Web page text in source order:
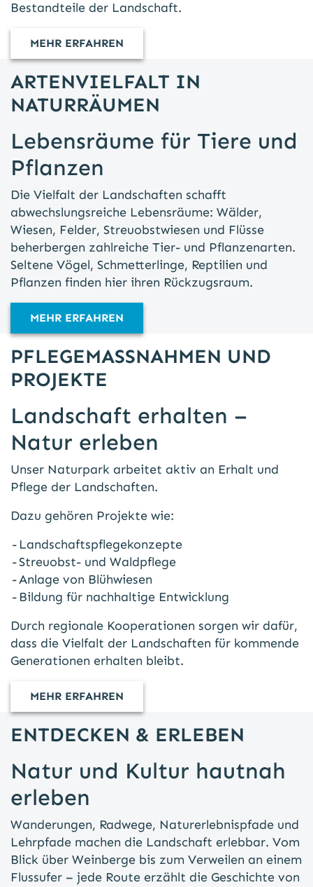
Bestandteile der Landschaft.
MEHR ERFAHREN
ARTENVIELFALT IN
NATURRÄUMEN
Lebensräume für Tiere und
Pflanzen
Die Vielfalt der Landschaften schafft
abwechslungsreiche Lebensräume: Wälder,
Wiesen, Felder, Streuobstwiesen und Flüsse
beherbergen zahlreiche Tier- und Pflanzenarten.
Seltene Vögel, Schmetterlinge, Reptilien und
Pflanzen finden hier ihren Rückzugsraum.
MEHR ERFAHREN
PFLEGEMASSNAHMEN UND P
ROJEKTE
Landschaft erhalten –
Natur erleben
Unser Naturpark arbeitet aktiv an Erhalt und
Pflege der Landschaften.
Dazu gehören Projekte wie:
Landschaftspflegekonzepte
Streuobst- und Waldpflege
Anlage von Blühwiesen
Bildung für nachhaltige Entwicklung
Durch regionale Kooperationen sorgen wir dafür,
dass die Vielfalt der Landschaften für kommende
Generationen erhalten bleibt.
MEHR ERFAHREN
ENTDECKEN & ERLEBEN
Natur und Kultur hautnah
erleben
Wanderungen, Radwege, Naturerlebnispfade und
Lehrpfade machen die Landschaft erlebbar. Vom
Blick über Weinberge bis zum Verweilen an einem
Flussufer – jede Route erzählt die Geschichte von